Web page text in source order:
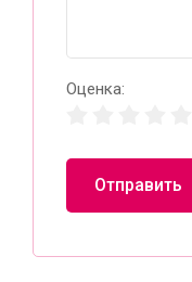
Оценка:
Отправить